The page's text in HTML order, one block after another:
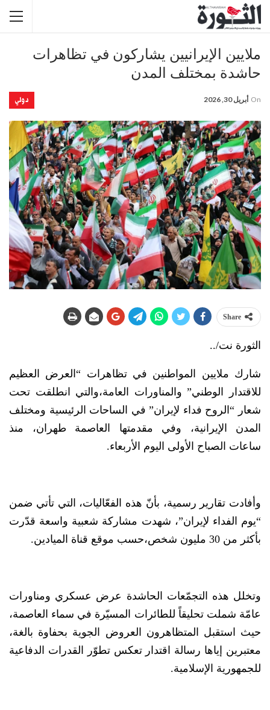
ملايين الإيرانيين يشاركون في تظاهرات
حاشدة بمختلف المدن
دولي On أبريل 30, 2026
Share
الثورة نت/..
شارك ملايين المواطنين في تظاهرات “العرض العظيم
للاقتدار الوطني” والمناورات العامة،والتي انطلقت تحت
شعار “الروح فداء لإيران” في الساحات الرئيسية ومختلف
المدن الإيرانية، وفي مقدمتها العاصمة طهران، منذ
ساعات الصباح الأولى اليوم الأربعاء.
وأفادت تقارير رسمية، بأنّ هذه الفعّاليات، التي تأتي ضمن
“يوم الفداء لإيران”، شهدت مشاركة شعبية واسعة قدّرت
بأكثر من 30 مليون شخص،حسب موقع قناة الميادين.
وتخلل هذه التجمّعات الحاشدة عرض عسكري ومناورات
عامّة شملت تحليقاً للطائرات المسيّرة في سماء العاصمة،
حيث استقبل المتظاهرون العروض الجوية بحفاوة بالغة،
معتبرين إياها رسالة اقتدار تعكس تطوّر القدرات الدفاعية
للجمهورية الإسلامية.